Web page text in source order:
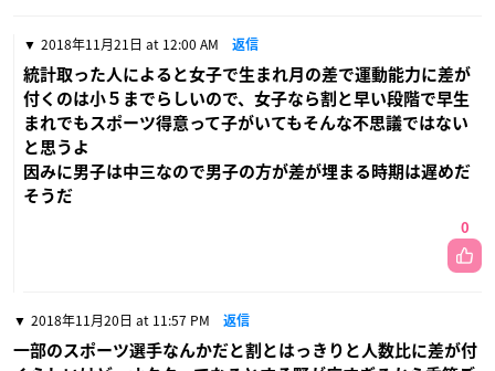
2018年11月21日 at 12:00 AM 返信
統計取った人によると女子で生まれ月の差で運動能力に差が
付くのは小５までらしいので、女子なら割と早い段階で早生
まれでもスポーツ得意って子がいてもそんな不思議ではない
と思うよ
因みに男子は中三なので男子の方が差が埋まる時期は遅めだ
そうだ
0
2018年11月20日 at 11:57 PM 返信
一部のスポーツ選手なんかだと割とはっきりと人数比に差が付